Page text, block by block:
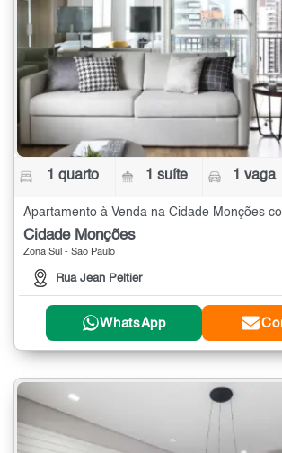
1 quarto 1 suíte 1 vaga
Apartamento à Venda na Cidade Monções
Cidade Monções
Zona Sul - São Paulo
Rua Jean Peltier
WhatsApp